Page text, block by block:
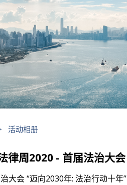
活动相册
律周2020 - 首届法治大会
大会 “迈向2030年: 法治行动十年”